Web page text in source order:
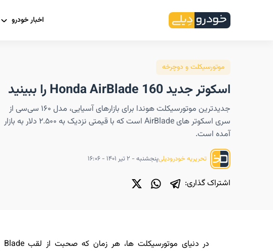
اخبار خودرو
موتورسیکلت و دوچرخه
اسکوتر جدید Honda AirBlade 160 را ببینید
جدیدترین موتورسیکلت هوندا برای بازارهای آسیایی، مدل ۱۶۰ سی‌سی از
سری اسکوتر های AirBlade است که با قیمتی نزدیک به ۲.۵۰۰ دلار به بازار
آمده است.
تحریریه خودرودیلیپنجشنبه - ۲ تیر ۱۴۰۱ - ۱۶:۰۶
اشتراک گذاری: